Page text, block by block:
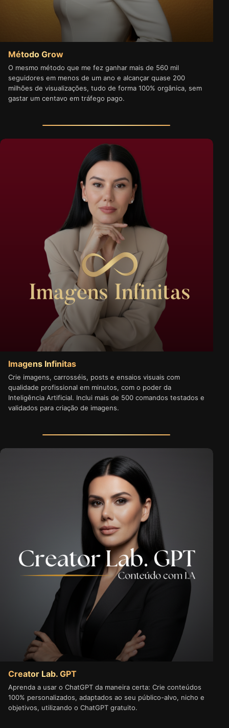
Método Grow
O mesmo método que me fez ganhar mais de 560 mil
seguidores em menos de um ano e alcançar quase 200
milhões de visualizações, tudo de forma 100% orgânica, sem
gastar um centavo em tráfego pago.
Imagens Infinitas
Crie imagens, carrosséis, posts e ensaios visuais com
qualidade profissional em minutos, com o poder da
Inteligência Artificial. Inclui mais de 500 comandos testados e
validados para criação de imagens.
Creator Lab. GPT
Aprenda a usar o ChatGPT da maneira certa: Crie conteúdos
100% personalizados, adaptados ao seu público-alvo, nicho e
objetivos, utilizando o ChatGPT gratuito.